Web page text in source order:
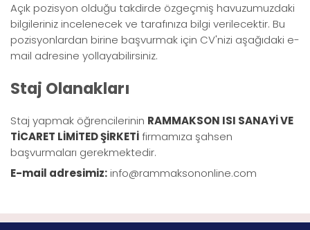
Açık pozisyon olduğu takdirde özgeçmiş havuzumuzdaki
bilgileriniz incelenecek ve tarafınıza bilgi verilecektir. Bu
pozisyonlardan birine başvurmak için CV'nizi aşağıdaki e-
mail adresine yollayabilirsiniz.
Staj Olanakları
Staj yapmak öğrencilerinin RAMMAKSON ISI SANAYİ VE
TİCARET LİMİTED ŞİRKETİfirmamıza şahsen
başvurmaları gerekmektedir.
E-mail adresimiz: info@rammaksononline.com